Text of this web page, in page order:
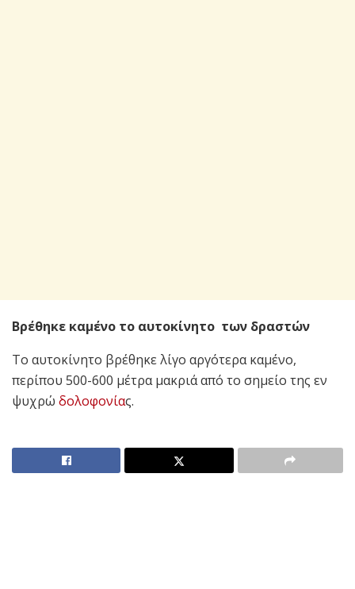
Βρέθηκε καμένο το αυτοκίνητο των δραστών
Το αυτοκίνητο βρέθηκε λίγο αργότερα καμένο,
περίπου 500-600 μέτρα μακριά από το σημείο της εν
ψυχρώ δολοφονίας.